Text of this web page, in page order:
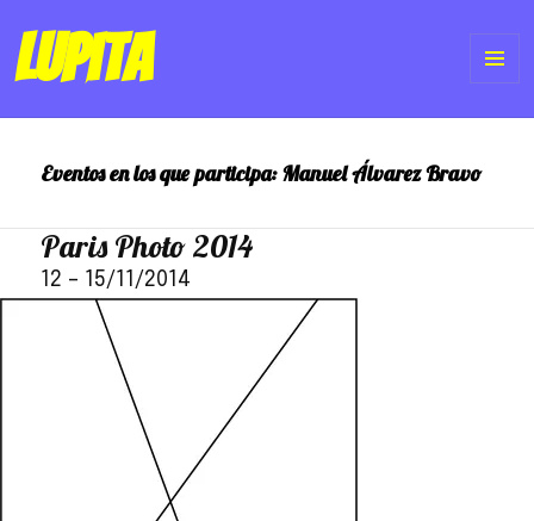
Lupita
Eventos en los que participa:Manuel Álvarez Bravo
Paris Photo 2014
12 – 15/11/2014